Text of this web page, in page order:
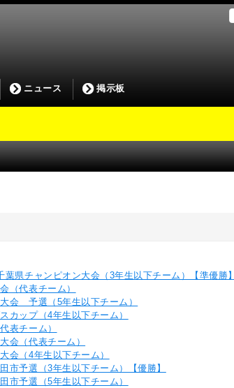
ニュース 掲示板
県チャンピオン大会（3年生以下チーム）【準優勝】
（代表チーム）
会 予選（5年生以下チーム）
ップ（4年生以下チーム）
表チーム）
会（代表チーム）
会（4年生以下チーム）
予選（3年生以下チーム）【優勝】
予選（5年生以下チーム）